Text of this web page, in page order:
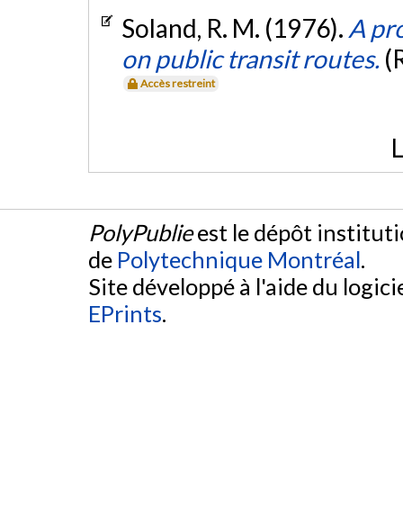
Soland, R. M. (1976). A
on public transit routes.
Accès restreint
PolyPublieest le dépôt
de Polytechnique Montréal.
Site développé à l'aide du
EPrints.